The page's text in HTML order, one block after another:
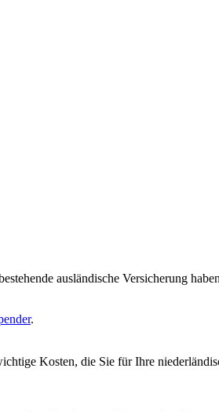
ausländische Versicherung
.
Kosten, die Sie für Ihre